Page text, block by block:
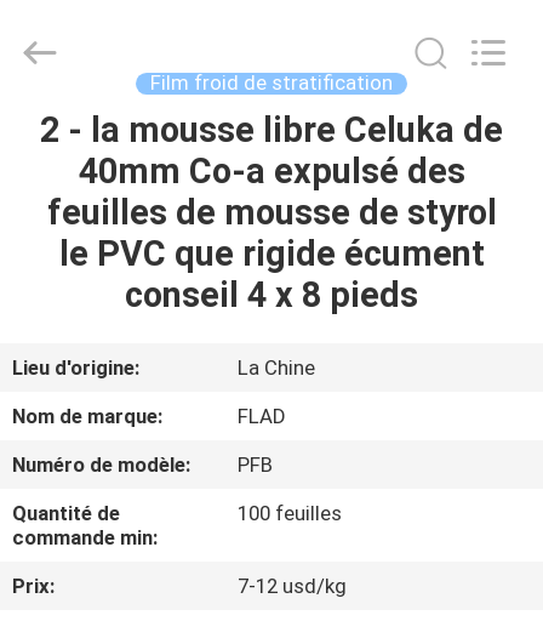
MAISON
PRODUITS
À
PROPOS
DE
VISITE
Material
Reserved.
Film froid de stratification
2 - la mousse libre Celuka de
40mm Co-a expulsé des
feuilles de mousse de styrol
le PVC que rigide écument
conseil 4 x 8 pieds
Lieu d'origine:
La Chine
Nom de marque:
FLAD
Numéro de modèle:
PFB
Quantité de
commande min:
100 feuilles
Prix:
7-12 usd/kg